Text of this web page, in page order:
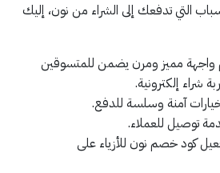
التي تدفعك إلى الشراء من نون، إليك
واجهة مميز ومرن يضمن للمتسوقين
شراء إلكترونية.
آمنة وسلسة للدفع.
توصيل للعملاء.
كود خصم نون للأزياء على